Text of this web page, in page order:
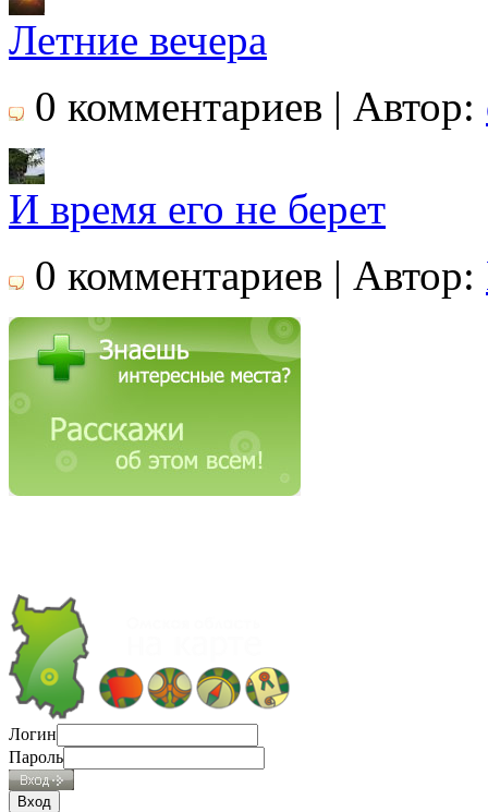
Летние вечера
0 комментариев | Автор:
И время его не берет
0 комментариев | Автор:
Логин
Пароль